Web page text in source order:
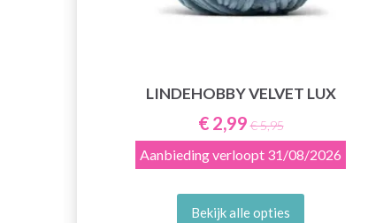
LINDEHOBBY VELVET LUX
€ 2,99 € 5,95
Aanbieding verloopt 31/08/2026
Bekijk alle opties